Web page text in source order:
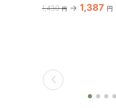
1,430 円 1,387 円